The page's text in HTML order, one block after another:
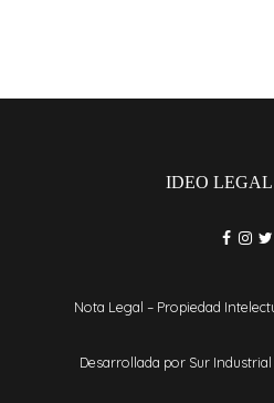
IDEO
Nota Legal – Propiedad
Desarrollada por Sur